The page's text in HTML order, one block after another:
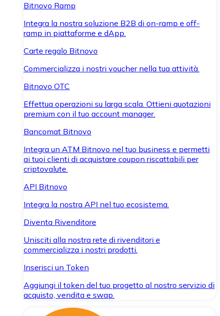
Bitnovo Ramp
Integra la nostra soluzione B2B di on-ramp e off-
ramp in piattaforme e dApp.
Carte regalo Bitnovo
Commercializza i nostri voucher nella tua attività.
Bitnovo OTC
Effettua operazioni su larga scala. Ottieni quotazioni
premium con il tuo account manager.
Bancomat Bitnovo
Integra un ATM Bitnovo nel tuo business e permetti
ai tuoi clienti di acquistare coupon riscattabili per
criptovalute.
API Bitnovo
Integra la nostra API nel tuo ecosistema.
Diventa Rivenditore
Unisciti alla nostra rete di rivenditori e
commercializza i nostri prodotti.
Inserisci un Token
Aggiungi il token del tuo progetto al nostro servizio di
acquisto, vendita e swap.